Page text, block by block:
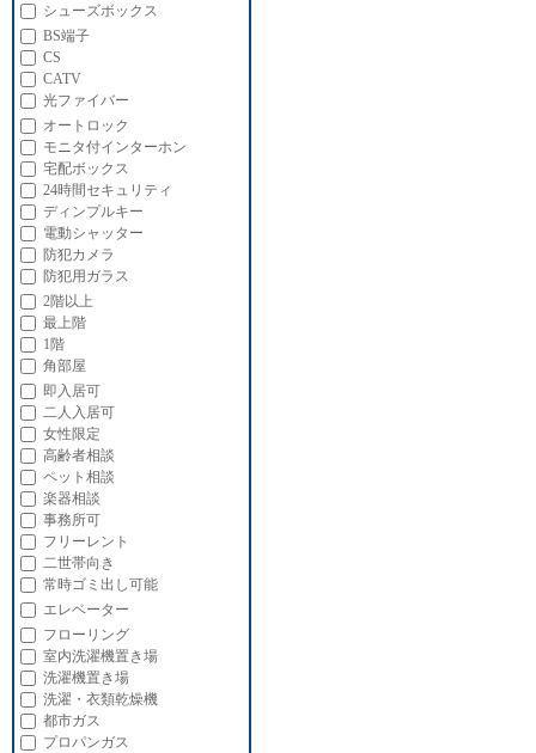
シューズボックス
BS端子
CS
CATV
光ファイバー
オートロック
モニタ付インターホン
宅配ボックス
24時間セキュリティ
ディンプルキー
電動シャッター
防犯カメラ
防犯用ガラス
2階以上
最上階
1階
角部屋
即入居可
二人入居可
女性限定
高齢者相談
ペット相談
楽器相談
事務所可
フリーレント
二世帯向き
常時ゴミ出し可能
エレベーター
フローリング
室内洗濯機置き場
洗濯機置き場
洗濯・衣類乾燥機
都市ガス
プロパンガス